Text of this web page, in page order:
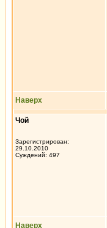
Наверх
Чой
Зарегистрирован:
29.10.2010
Суждений: 497
Наверх